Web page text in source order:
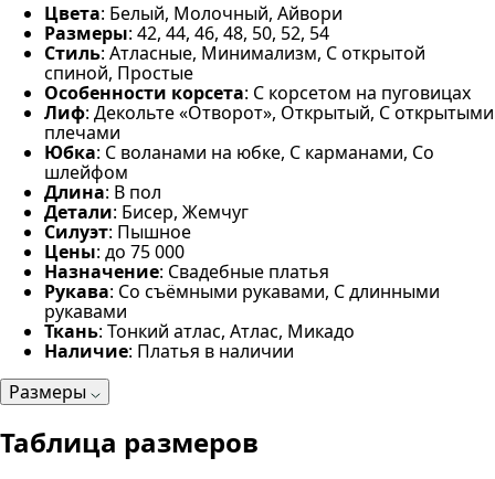
Цвета: Белый, Молочный, Айвори
Размеры: 42, 44, 46, 48, 50, 52, 54
Стиль: Атласные, Минимализм, С открытой
спиной, Простые
Особенности корсета: С корсетом на пуговицах
Лиф: Декольте «Отворот», Открытый, С открытыми
плечами
Юбка: С воланами на юбке, С карманами, Со
шлейфом
Длина: В пол
Детали: Бисер, Жемчуг
Силуэт: Пышное
Цены: до 75 000
Назначение: Свадебные платья
Рукава: Со съёмными рукавами, С длинными
рукавами
Ткань: Тонкий атлас, Атлас, Микадо
Наличие: Платья в наличии
Размеры
Таблица размеров